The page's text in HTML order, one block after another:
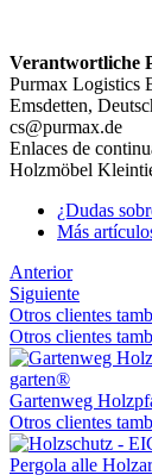
Verantwortliche
Purmax Logistics
Emsdetten,
cs@purmax.de
Enlaces de
Holzmöbel
¿Dudas
Más
Anterior
Siguiente
Otros clientes
Otros clientes
Gartenweg
Otros clientes